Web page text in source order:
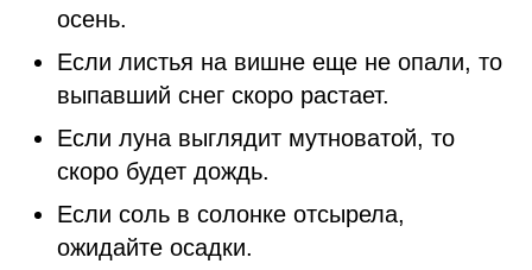
осень.
Если листья на вишне еще не опали, то
выпавший снег скоро растает.
Если луна выглядит мутноватой, то
скоро будет дождь.
Если соль в солонке отсырела,
ожидайте осадки.